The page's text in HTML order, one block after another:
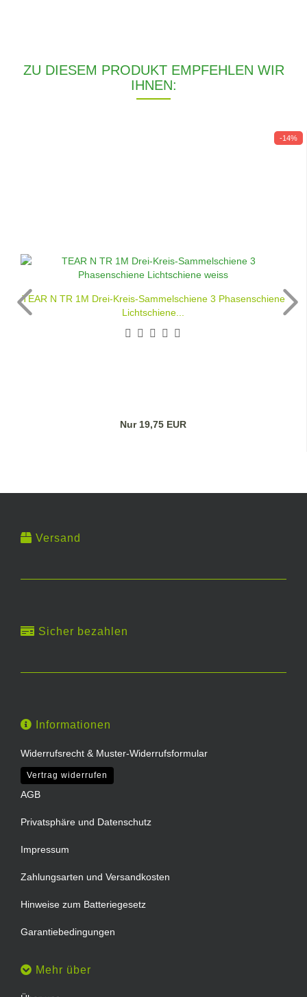
ZU DIESEM PRODUKT EMPFEHLEN WIR
IHNEN:
-14%
TEAR N TR 1M Drei-Kreis-Sammelschiene 3 Phasenschiene
Lichtschiene...
Nur 19,75 EUR
Versand
Sicher bezahlen
Informationen
Widerrufsrecht & Muster-Widerrufsformular
Vertrag widerrufen
AGB
Privatsphäre und Datenschutz
Impressum
Zahlungsarten und Versandkosten
Hinweise zum Batteriegesetz
Garantiebedingungen
Mehr über